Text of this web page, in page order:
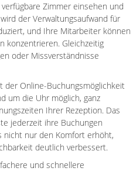
Zimmer einsehen und
der Verwaltungsaufwand für
und Ihre Mitarbeiter können
konzentrieren. Gleichzeitig
oder Missverständnisse
der Online-Buchungsmöglichkeit
um die Uhr möglich, ganz
Ihrer Rezeption. Das
jederzeit ihre Buchungen
nicht nur den Komfort erhöht,
deutlich verbessert.
und schnellere